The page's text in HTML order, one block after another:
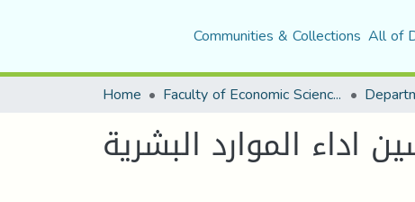
Communities & Collections All of
Home Faculty of Economic Sciences, Commerce and Management Sciences
اداء الموارد البشرية